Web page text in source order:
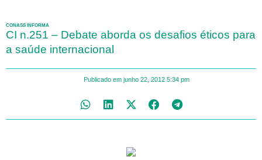
CONASS INFORMA
CI n.251 – Debate aborda os desafios éticos para
a saúde internacional
Publicado em junho 22, 2012 5:34 pm